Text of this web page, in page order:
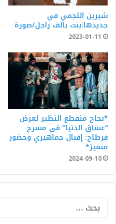
شيرين اللجمي في
جديدها:بنت بالف راجل/صورة
2023-01-11
*نجاح منقطع النظير لعرض
“عشاق الدنيا” في مسرح
قرطاج: إقبال جماهيري وحضور
متميز*
2024-09-10